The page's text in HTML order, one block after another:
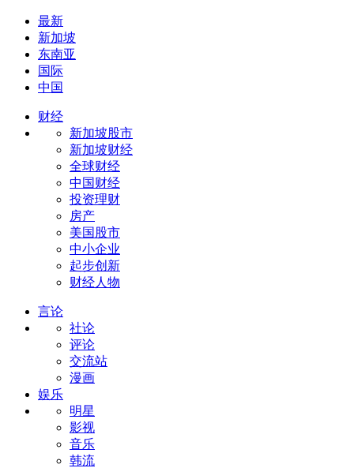
最新
新加坡
东南亚
国际
中国
财经
新加坡股市
新加坡财经
全球财经
中国财经
投资理财
房产
美国股市
中小企业
起步创新
财经人物
言论
社论
评论
交流站
漫画
娱乐
明星
影视
音乐
韩流